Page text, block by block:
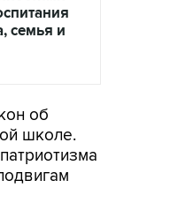
семья и
об
школе.